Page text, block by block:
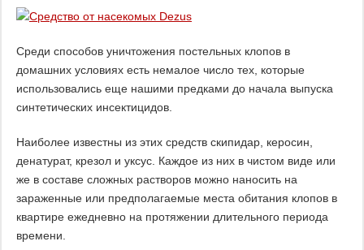
Среди способов уничтожения постельных клопов в
домашних условиях есть немалое число тех, которые
использовались еще нашими предками до начала выпуска
синтетических инсектицидов.
Наиболее известны из этих средств скипидар, керосин,
денатурат, крезол и уксус. Каждое из них в чистом виде или
же в составе сложных растворов можно наносить на
зараженные или предполагаемые места обитания клопов в
квартире ежедневно на протяжении длительного периода
времени.